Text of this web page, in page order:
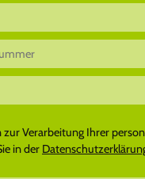
Verarbeitung Ihrer
in der